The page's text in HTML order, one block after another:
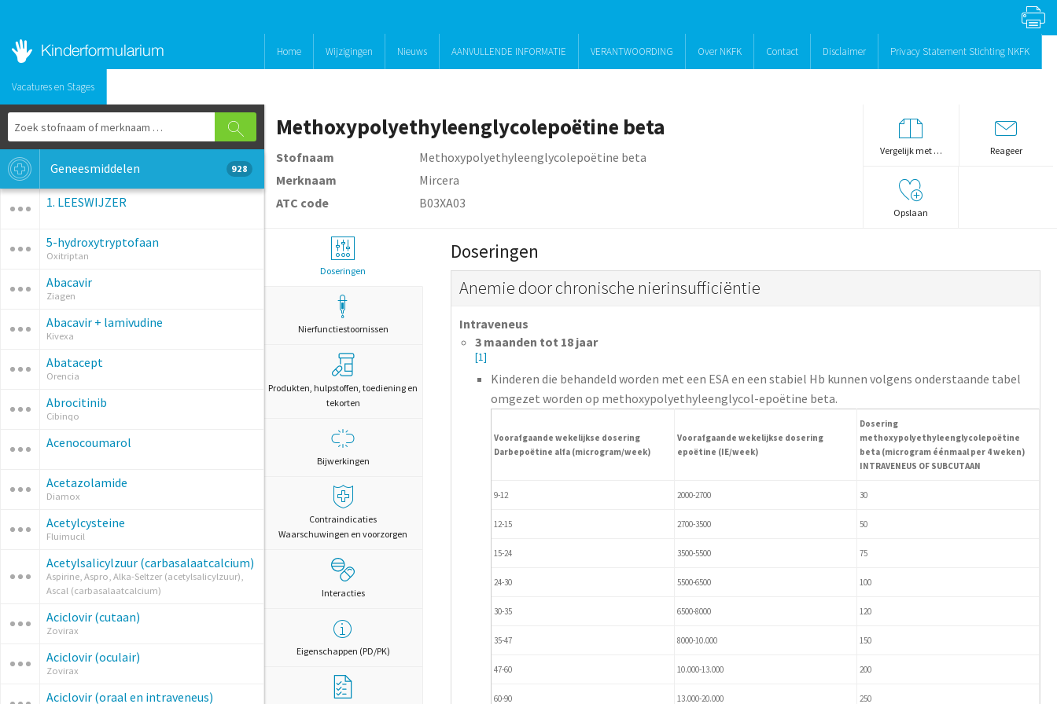
Home Wijzigingen Nieuws AANVULLENDE INFORMATIE VERANTWOORDING Over NKFK Contact Disclaimer Privacy Statement Stichting NKFK
Vacatures en Stages
Geneesmiddelen 928
1. LEESWIJZER
5-hydroxytryptofaan
Oxitriptan
Abacavir
Ziagen
Abacavir + lamivudine
Kivexa
Abatacept
Orencia
Abrocitinib
Cibinqo
Acenocoumarol
Acetazolamide
Diamox
Acetylcysteine
Fluimucil
Acetylsalicylzuur (carbasalaatcalcium)
Aspirine, Aspro, Alka-Seltzer (acetylsalicylzuur),
Ascal (carbasalaatcalcium)
Aciclovir (cutaan)
Zovirax
Aciclovir (oculair)
Zovirax
Aciclovir (oraal en intraveneus)
Methoxypolyethyleenglycolepoëtine beta
Stofnaam
Methoxypolyethyleenglycolepoëtine beta
Merknaam
Mircera
ATC code
B03XA03
Vergelijk met … Reageer
Opslaan
Doseringen
Nierfunctiestoornissen
Produkten, hulpstoffen, toediening en
tekorten
Bijwerkingen
Contraindicaties
Waarschuwingen en voorzorgen
Interacties
Eigenschappen (PD/PK)
Doseringen
Anemie door chronische nierinsufficiëntie
Intraveneus
3 maanden tot 18 jaar
[1]
Kinderen die behandeld worden met een ESA en een stabiel Hb kunnen volgens onderstaande tabel
omgezet worden op methoxypolyethyleenglycol-epoëtine beta.
Voorafgaande wekelijkse dosering
Darbepoëtine alfa (microgram/week)
Voorafgaande wekelijkse dosering
epoëtine (IE/week)
Dosering
methoxypolyethyleenglycolepoëtine
beta (microgram éénmaal per 4 weken)
INTRAVENEUS OF SUBCUTAAN
9-12 2000-2700 30
12-15 2700-3500 50
15-24 3500-5500 75
24-30 5500-6500 100
30-35 6500-8000 120
35-47 8000-10.000 150
47-60 10.000-13.000 200
60-90 13.000-20.000 250